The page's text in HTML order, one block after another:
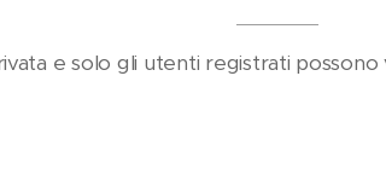
e solo gli utenti registrati possono